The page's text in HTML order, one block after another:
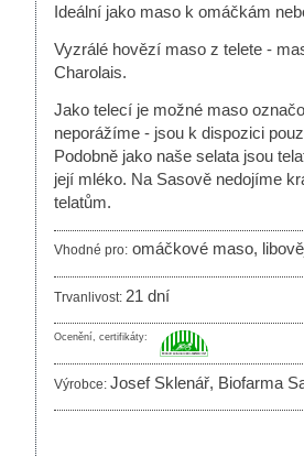
Ideální jako maso k omáčkám
Vyzrálé hovězí maso z telete -
Charolais.
Jako telecí je možné maso
neporážíme - jsou k dispozici
Podobně jako naše selata jsou
její mléko. Na Sasově nedojíme
telatům.
Vhodné pro: omáčkové maso,
Trvanlivost: 21 dní
Ocenění, certifikáty:
Výrobce: Josef Sklenář, Biofarma